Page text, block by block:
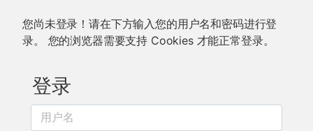
您尚未登录！请在下方输入您的用户名和密码进行登
录。 您的浏览器需要支持 Cookies 才能正常登录。
登录
用户名